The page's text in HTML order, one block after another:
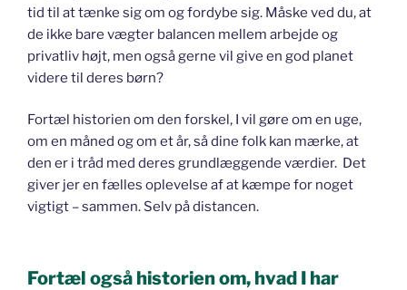
tid til at tænke sig om og fordybe sig. Måske ved du, at
de ikke bare vægter balancen mellem arbejde og
privatliv højt, men også gerne vil give en god planet
videre til deres børn?
Fortæl historien om den forskel, I vil gøre om en uge,
om en måned og om et år, så dine folk kan mærke, at
den er i tråd med deres grundlæggende værdier. Det
giver jer en fælles oplevelse af at kæmpe for noget
vigtigt – sammen. Selv på distancen.
Fortæl også historien om, hvad I har